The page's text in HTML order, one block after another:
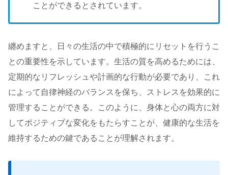
ことができるとされています。
纏めますと、日々の生活の中で積極的にリセットを行うこ
との重要性を示しています。生活の質を高めるためには、
定期的なリフレッシュや計画的な行動が必要であり、これ
によって自律神経のバランスを保ち、ストレスを効果的に
管理することができる。このように、身体と心の両方に対
してポジティブな変化をもたらすことが、健康的な生活を
維持するための鍵であることが理解されます。